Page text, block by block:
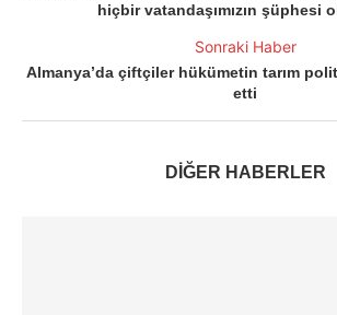
hiçbir vatandaşımızın şüphesi
Sonraki Haber
Almanya’da çiftçiler hükümetin tarım
etti
DİĞER HABERLER